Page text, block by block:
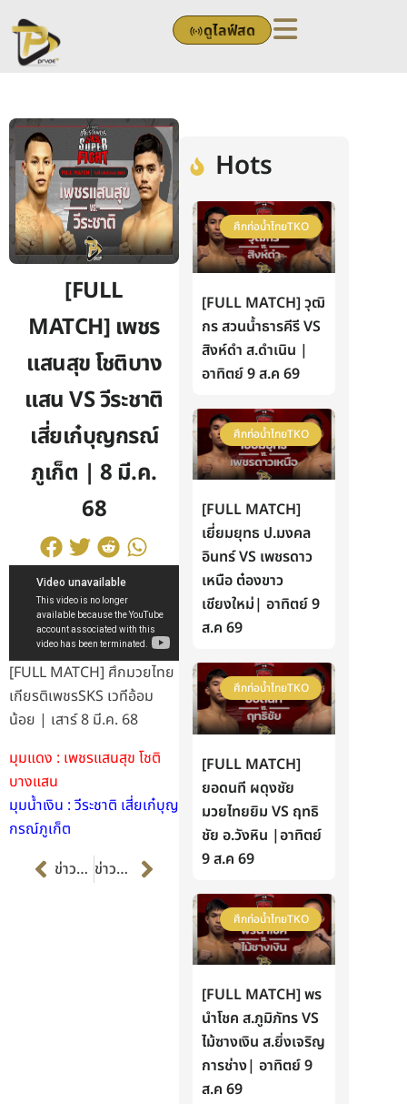
to
content
ดูไลฟ์สด
[FULL
MATCH] เพชร
แสนสุข โชติบาง
แสน VS วีระชาติ
เสี่ยเก๋บุญกรณ์
ภูเก็ต | 8 มี.ค.
68
[FULL MATCH] ศึกมวยไทย
เกียรติเพชรSKS เวทีอ้อม
น้อย | เสาร์ 8 มี.ค. 68
มุมแดง : เพชรแสนสุข โชติ
บางแสน
มุมน้ำเงิน : วีระชาติ เสี่ยเก๋บุญ
กรณ์ภูเก็ต
Prevข่าวก่อนหน้า ข่าวต่อไป Next
Hots
ศึกท่อน้ำไทยTKO
[FULL MATCH] วุฒิ
กร สวนน้ำธารคีรี VS
สิงห์ดำ ส.ดำเนิน |
อาทิตย์ 9 ส.ค 69
ศึกท่อน้ำไทยTKO
[FULL MATCH]
เยี่ยมยุทธ ป.มงคล
อินทร์ VS เพชรดาว
เหนือ ต๋องขาว
เชียงใหม่| อาทิตย์ 9
ส.ค 69
ศึกท่อน้ำไทยTKO
[FULL MATCH]
ยอดนที ผดุงชัย
มวยไทยยิม VS ฤทธิ
ชัย อ.วังหิน |อาทิตย์
9 ส.ค 69
ศึกท่อน้ำไทยTKO
[FULL MATCH] พร
นำโชค ส.ภูมิภัทร VS
ไม้ซางเงิน ส.ยิ่งเจริญ
การช่าง| อาทิตย์ 9
ส.ค 69